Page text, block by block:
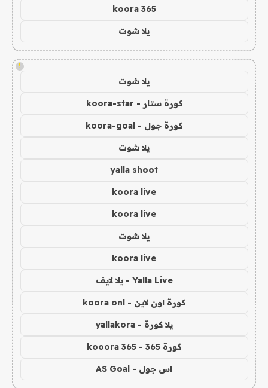
koora 365
يلا شوت
!
يلا شوت
كورة ستار - koora-star
كورة جول - koora-goal
يلا شوت
yalla shoot
koora live
koora live
يلا شوت
koora live
Yalla Live - يلا لايف
كورة اون لاين - koora onl
يلا كورة - yallakora
كورة 365 - kooora 365
اس جول - AS Goal